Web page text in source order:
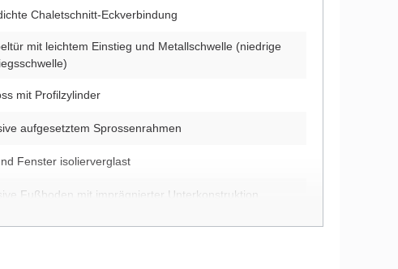
Chaletschnitt-Eckverbindung
mit leichtem Einstieg und Metallschwelle (niedrige
mit Profilzylinder
aufgesetztem Sprossenrahmen
Fenster isolierverglast
Fußboden mit imprägnierter Unterkonstruktion
Montage möglich (nur beim unbehandelten